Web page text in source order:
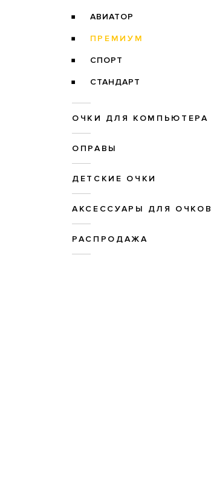
АВИАТОР
ПРЕМИУМ
СПОРТ
СТАНДАРТ
ОЧКИ ДЛЯ КОМПЬЮТЕРА
ОПРАВЫ
ДЕТСКИЕ ОЧКИ
АКСЕССУАРЫ ДЛЯ ОЧКОВ
РАСПРОДАЖА